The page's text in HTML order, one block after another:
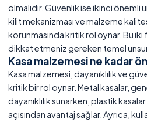
olmalıdır. Güvenlik ise ikinci önemli
kilit mekanizması ve malzeme
korunmasında kritik rol oynar. Bu
dikkat etmeniz gereken temel
Kasa malzemesi ne kadar
Kasa malzemesi, dayanıklılık ve
kritik bir rol oynar. Metal kasalar,
dayanıklılık sunarken, plastik
açısından avantaj sağlar. Ayrıca,